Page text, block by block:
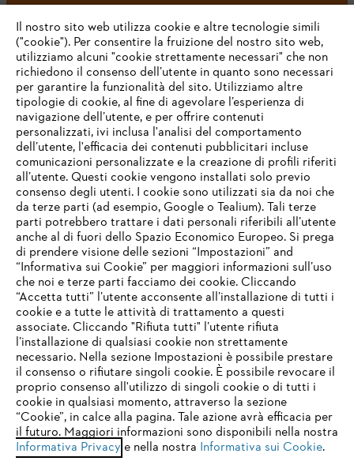
#STIHL
L’azienda
STIHL FAQ
Service
Termini e condizioni generali Privacy policy
Note legali Cookies Informazioni legali
Andreas STIHL S.p.A. - Viale delle Industrie, 15
IHR BROWSER WIRD NICHT
UNTERSTÜTZT
Sie nutzen einen Browser, den wir noch nicht unterstützen. Für
eine optimale Nutzung unserer Seite empfehlen wir Ihnen, zu
einem der folgenden Browser zu wechseln:
firefox chrome
Il nostro sito web utilizza cookie e altre tecnologie simili
("cookie"). Per consentire la fruizione del nostro sito web,
utilizziamo alcuni "cookie strettamente necessari" che non
richiedono il consenso dell’utente in quanto sono necessari
per garantire la funzionalità del sito. Utilizziamo altre
tipologie di cookie, al fine di agevolare l’esperienza di
navigazione dell’utente, e per offrire contenuti
personalizzati, ivi inclusa l'analisi del comportamento
dell’utente, l'efficacia dei contenuti pubblicitari incluse
comunicazioni personalizzate e la creazione di profili riferiti
all’utente. Questi cookie vengono installati solo previo
consenso degli utenti. I cookie sono utilizzati sia da noi che
da terze parti (ad esempio, Google o Tealium). Tali terze
parti potrebbero trattare i dati personali riferibili all’utente
anche al di fuori dello Spazio Economico Europeo. Si prega
di prendere visione delle sezioni “Impostazioni” and
“Informativa sui Cookie” per maggiori informazioni sull’uso
che noi e terze parti facciamo dei cookie. Cliccando
“Accetta tutti” l’utente acconsente all’installazione di tutti i
cookie e a tutte le attività di trattamento a questi
associate. Cliccando "Rifiuta tutti" l’utente rifiuta
l’installazione di qualsiasi cookie non strettamente
necessario. Nella sezione Impostazioni è possibile prestare
il consenso o rifiutare singoli cookie. È possibile revocare il
proprio consenso all'utilizzo di singoli cookie o di tutti i
cookie in qualsiasi momento, attraverso la sezione
“Cookie”, in calce alla pagina. Tale azione avrà efficacia per
il futuro. Maggiori informazioni sono disponibili nella nostra
Informativa Privacy e nella nostra Informativa sui Cookie.